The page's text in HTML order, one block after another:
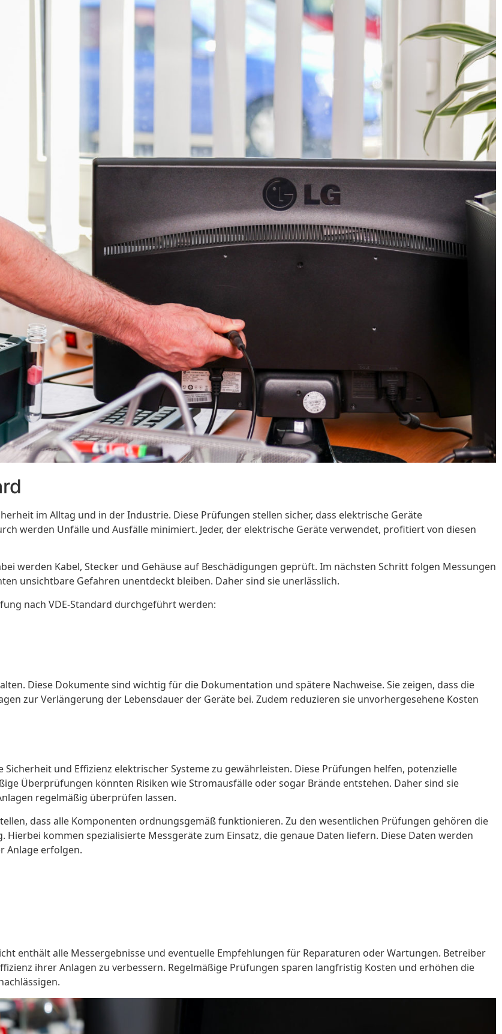
im Alltag und in der Industrie. Diese Prüfungen stellen sicher, dass elektrische Geräte
werden Unfälle und Ausfälle minimiert. Jeder, der elektrische Geräte verwendet, profitiert von diesen
werden Kabel, Stecker und Gehäuse auf Beschädigungen geprüft. Im nächsten Schritt folgen Messungen
unsichtbare Gefahren unentdeckt bleiben. Daher sind sie unerlässlich.
nach VDE-Standard durchgeführt werden:
Diese Dokumente sind wichtig für die Dokumentation und spätere Nachweise. Sie zeigen, dass die
zur Verlängerung der Lebensdauer der Geräte bei. Zudem reduzieren sie unvorhergesehene Kosten
und Effizienz elektrischer Systeme zu gewährleisten. Diese Prüfungen helfen, potenzielle
Überprüfungen könnten Risiken wie Stromausfälle oder sogar Brände entstehen. Daher sind sie
regelmäßig überprüfen lassen.
dass alle Komponenten ordnungsgemäß funktionieren. Zu den wesentlichen Prüfungen gehören die
kommen spezialisierte Messgeräte zum Einsatz, die genaue Daten liefern. Diese Daten werden
Anlage erfolgen.
enthält alle Messergebnisse und eventuelle Empfehlungen für Reparaturen oder Wartungen. Betreiber
ihrer Anlagen zu verbessern. Regelmäßige Prüfungen sparen langfristig Kosten und erhöhen die